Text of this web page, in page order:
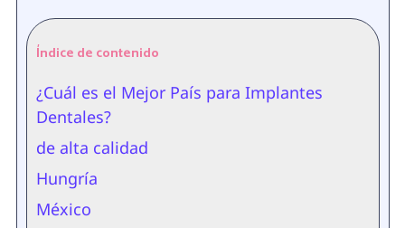
Índice de contenido
¿Cuál es el Mejor País para Implantes
Dentales?
de alta calidad
Hungría
México